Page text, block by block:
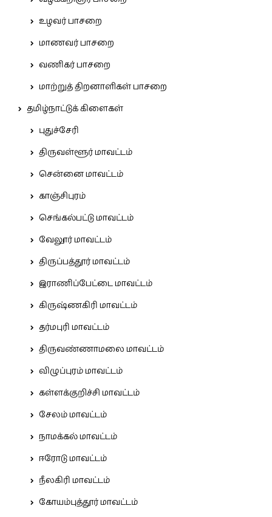
உழவர் பாசறை
மாணவர் பாசறை
வணிகர் பாசறை
மாற்றுத் திறனாளிகள் பாசறை
தமிழ்நாட்டுக் கிளைகள்
புதுச்சேரி
திருவள்ளூர் மாவட்டம்
சென்னை மாவட்டம்
காஞ்சிபுரம்
செங்கல்பட்டு மாவட்டம்
வேலூர் மாவட்டம்
திருப்பத்தூர் மாவட்டம்
இராணிப்பேட்டை மாவட்டம்
கிருஷ்ணகிரி மாவட்டம்
தர்மபுரி மாவட்டம்
திருவண்ணாமலை மாவட்டம்
விழுப்புரம் மாவட்டம்
கள்ளக்குறிச்சி மாவட்டம்
சேலம் மாவட்டம்
நாமக்கல் மாவட்டம்
ஈரோடு மாவட்டம்
நீலகிரி மாவட்டம்
கோயம்புத்தூர் மாவட்டம்